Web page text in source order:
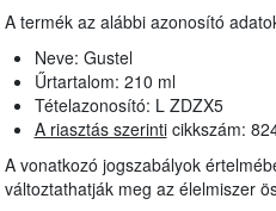
A termék az alábbi azonosító
Neve: Gustel
Űrtartalom: 210 ml
Tételazonosító: L ZDZX5
A riasztás szerinticikkszám:
A vonatkozó jogszabályok
változtathatják meg az élelmiszer